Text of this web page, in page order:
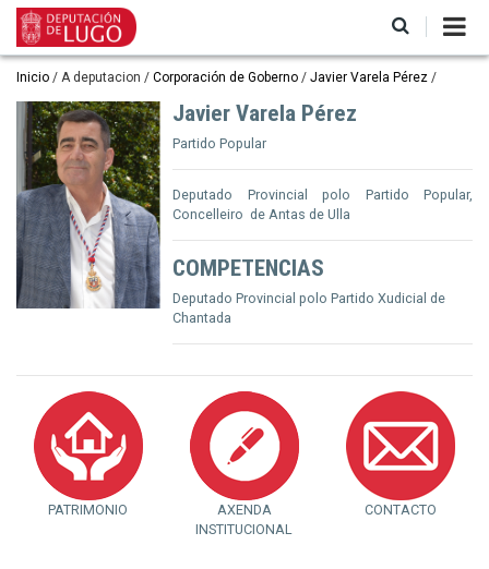
contido
principal
Miga
de
pan
Inicio A deputacion Corporación de Goberno Javier Varela Pérez
Javier Varela Pérez
Partido Popular
Deputado Provincial polo Partido Popular,
Concelleiro de Antas de Ulla
COMPETENCIAS
Deputado Provincial polo Partido Xudicial de
Chantada
PATRIMONIO
AXENDA
INSTITUCIONAL
CONTACTO